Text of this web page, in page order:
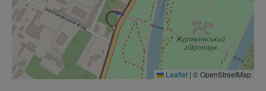
Leaflet | © OpenStreetMap